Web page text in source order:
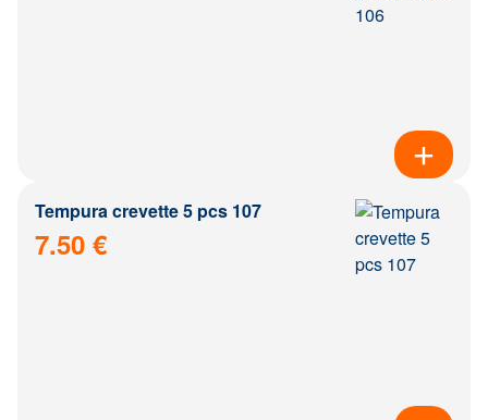
Tempura crevette 5 pcs 107
7.50 €